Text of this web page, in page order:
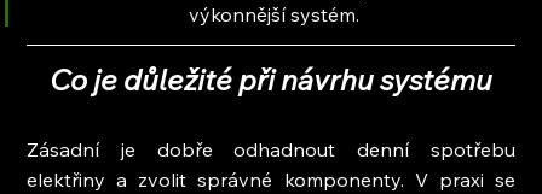
výkonnější systém.
Co je důležité při návrhu systému
Zásadní je dobře odhadnout denní spotřebu
elektřiny a zvolit správné komponenty. V praxi se